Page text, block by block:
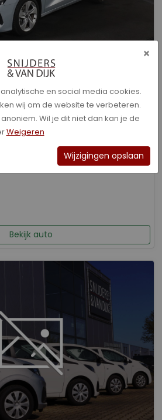
40 TFSI e Advanced edition
Bekijk auto
×
en social media cookies.
wij om de website te verbeteren.
Wil je dit niet dan kan je de
Weigeren
Wijzigingen opslaan